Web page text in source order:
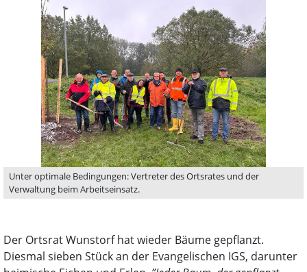
Unter optimale Bedingungen: Vertreter des Ortsrates und der
Verwaltung beim Arbeitseinsatz.
Der Ortsrat Wunstorf hat wieder Bäume gepflanzt.
Diesmal sieben Stück an der Evangelischen IGS, darunter